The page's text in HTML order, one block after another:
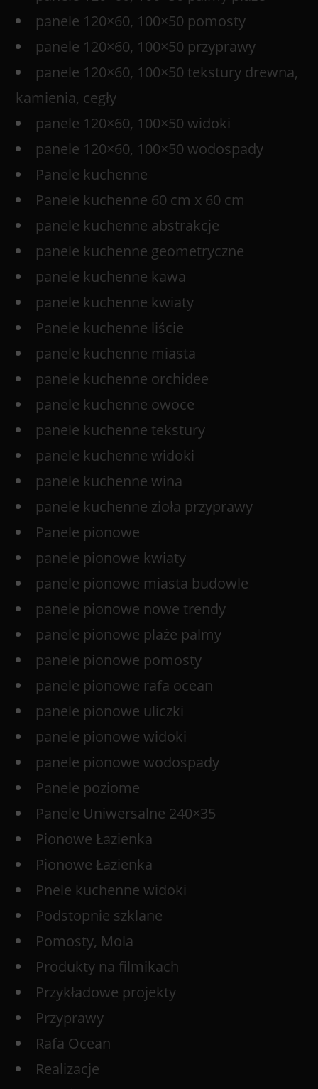
panele 120×60, 100×50 pomosty
panele 120×60, 100×50 przyprawy
panele 120×60, 100×50 tekstury drewna,
kamienia, cegły
panele 120×60, 100×50 widoki
panele 120×60, 100×50 wodospady
Panele kuchenne
Panele kuchenne 60 cm x 60 cm
panele kuchenne abstrakcje
panele kuchenne geometryczne
panele kuchenne kawa
panele kuchenne kwiaty
Panele kuchenne liście
panele kuchenne miasta
panele kuchenne orchidee
panele kuchenne owoce
panele kuchenne tekstury
panele kuchenne widoki
panele kuchenne wina
panele kuchenne zioła przyprawy
Panele pionowe
panele pionowe kwiaty
panele pionowe miasta budowle
panele pionowe nowe trendy
panele pionowe plaże palmy
panele pionowe pomosty
panele pionowe rafa ocean
panele pionowe uliczki
panele pionowe widoki
panele pionowe wodospady
Panele poziome
Panele Uniwersalne 240×35
Pionowe Łazienka
Pionowe Łazienka
Pnele kuchenne widoki
Podstopnie szklane
Pomosty, Mola
Produkty na filmikach
Przykładowe projekty
Przyprawy
Rafa Ocean
Realizacje